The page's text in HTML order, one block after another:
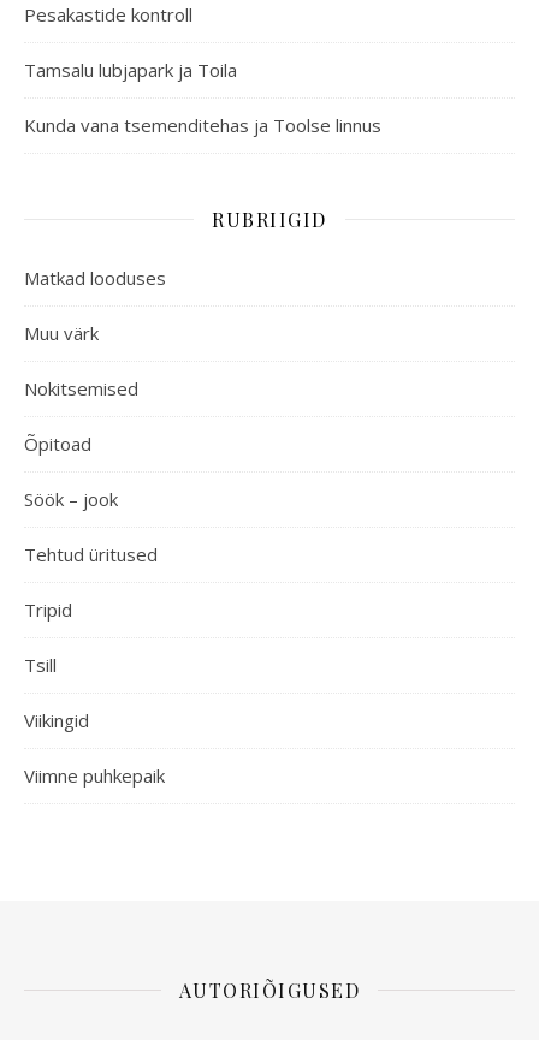
Pesakastide kontroll
Tamsalu lubjapark ja Toila
Kunda vana tsemenditehas ja Toolse linnus
RUBRIIGID
Matkad looduses
Muu värk
Nokitsemised
Õpitoad
Söök – jook
Tehtud üritused
Tripid
Tsill
Viikingid
Viimne puhkepaik
AUTORIÕIGUSED